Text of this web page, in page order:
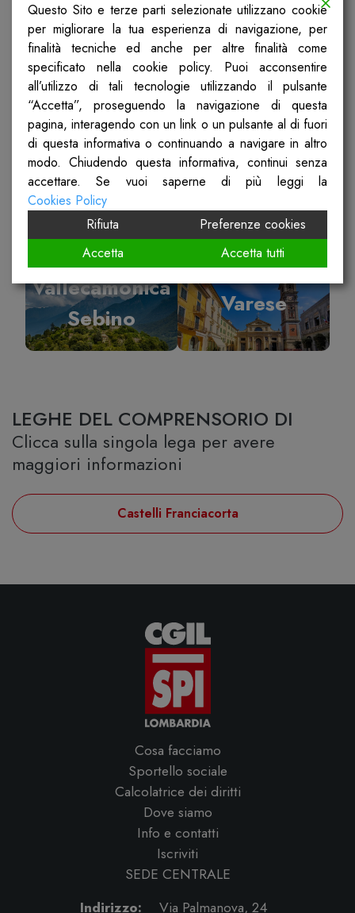
Milano Pavia
Sondrio Ticino Olona
Vallecamonica
Sebino
Varese
LEGHE DEL COMPRENSORIO DI
Clicca sulla singola lega per avere
maggiori informazioni
Castelli Franciacorta
Cosa facciamo
Sportello sociale
Calcolatrice dei diritti
Dove siamo
Info e contatti
Iscriviti
SEDE CENTRALE
Indirizzo:
Via Palmanova, 24
Questo Sito e terze parti selezionate utilizzano cookie
per migliorare la tua esperienza di navigazione, per
finalità tecniche ed anche per altre finalità come
specificato nella cookie policy. Puoi acconsentire
all’utilizzo di tali tecnologie utilizzando il pulsante
“Accetta”, proseguendo la navigazione di questa
pagina, interagendo con un link o un pulsante al di fuori
di questa informativa o continuando a navigare in altro
modo. Chiudendo questa informativa, continui senza
accettare. Se vuoi saperne di più leggi la
Cookies Policy
Rifiuta
Preferenze cookies
Accetta
Accetta tutti